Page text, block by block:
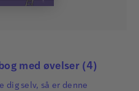
med øvelser (4)
dig selv, så er denne